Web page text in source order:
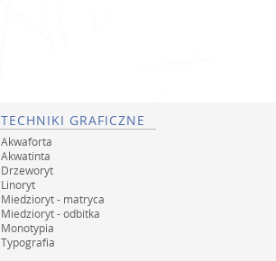
TECHNIKI GRAFICZNE
Akwaforta
Akwatinta
Drzeworyt
Linoryt
Miedzioryt - matryca
Miedzioryt - odbitka
Monotypia
Typografia